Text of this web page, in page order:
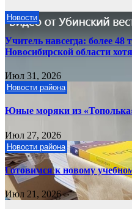
Новости
Учитель навсегда: более 48
Новосибирской области
Июл 31, 2026
Новости района
Юные моряки из
Июл 27, 2026
Новости района
Готовимся к новому
Июл 21, 2026